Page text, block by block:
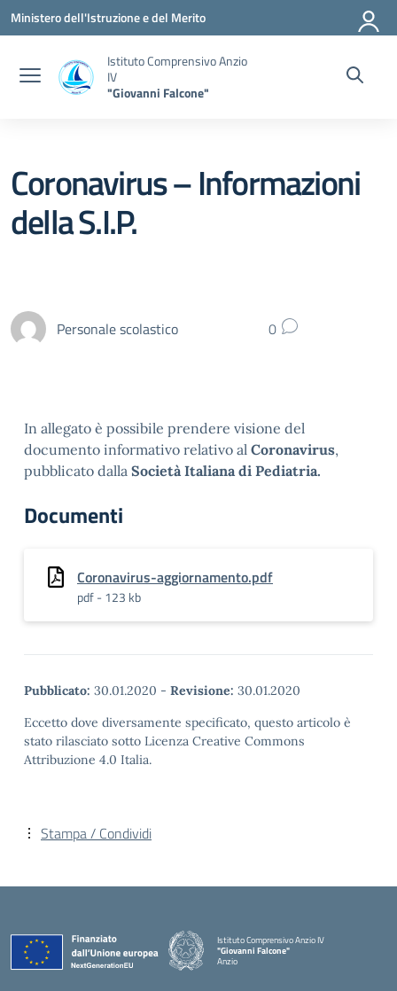
Vai ai contenuti
Vai al menu di navigazione
Vai al footer
Ministero dell'Istruzione e del Merito
Istituto Comprensivo Anzio
IV
"Giovanni Falcone"
Coronavirus – Informazioni
della S.I.P.
Personale scolastico 0
In allegato è possibile prendere visione del
documento informativo relativo al Coronavirus,
pubblicato dalla Società Italiana di Pediatria.
Documenti
Coronavirus-aggiornamento.pdf
pdf - 123 kb
Pubblicato: 30.01.2020 - Revisione: 30.01.2020
Eccetto dove diversamente specificato, questo articolo è
stato rilasciato sotto Licenza Creative Commons
Attribuzione 4.0 Italia.
Stampa / Condividi
Istituto Comprensivo Anzio IV
"Giovanni Falcone"
Anzio